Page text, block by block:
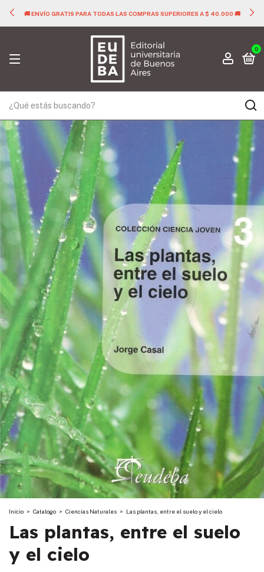
🚚 ENVÍO GRATIS PARA TODAS LAS COMPRAS SUPERIORES A $ 40.000 🚚
0
Inicio > Catalogo > Ciencias Naturales > Las plantas, entre el suelo y el cielo
Las plantas, entre el suelo
y el cielo